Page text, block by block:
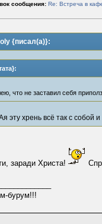
сообщения: Re: Встреча в
{писал(а)}:
что не заставил себя
эту хрень всё так с собой
заради Христа!
бурум!!!